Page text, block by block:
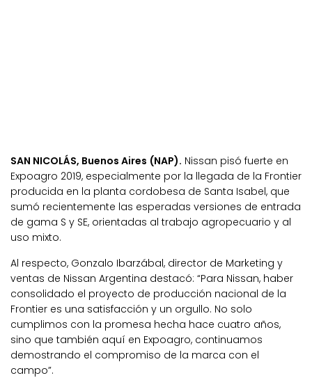
SAN NICOLÁS, Buenos Aires (NAP). Nissan pisó fuerte en
Expoagro 2019, especialmente por la llegada de la Frontier
producida en la planta cordobesa de Santa Isabel, que
sumó recientemente las esperadas versiones de entrada
de gama S y SE, orientadas al trabajo agropecuario y al
uso mixto.
Al respecto, Gonzalo Ibarzábal, director de Marketing y
ventas de Nissan Argentina destacó: “Para Nissan, haber
consolidado el proyecto de producción nacional de la
Frontier es una satisfacción y un orgullo. No solo
cumplimos con la promesa hecha hace cuatro años,
sino que también aquí en Expoagro, continuamos
demostrando el compromiso de la marca con el
campo”.